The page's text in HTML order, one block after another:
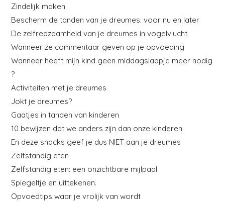
Zindelijk maken
Bescherm de tanden van je dreumes: voor nu en later
De zelfredzaamheid van je dreumes in vogelvlucht
Wanneer ze commentaar geven op je opvoeding
Wanneer heeft mijn kind geen middagslaapje meer nodig
?
Activiteiten met je dreumes
Jokt je dreumes?
Gaatjes in tanden van kinderen
10 bewijzen dat we anders zijn dan onze kinderen
En deze snacks geef je dus NIET aan je dreumes
Zelfstandig eten
Zelfstandig eten: een onzichtbare mijlpaal
Spiegeltje en uittekenen.
Opvoedtips waar je vrolijk van wordt